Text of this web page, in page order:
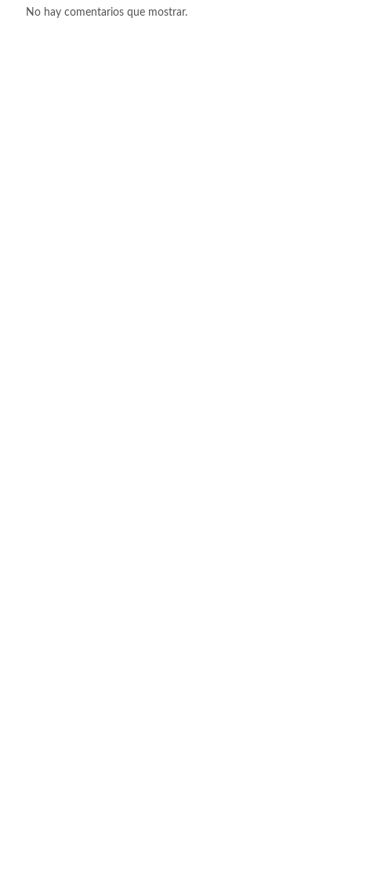
No hay comentarios que mostrar.